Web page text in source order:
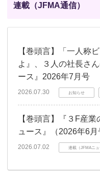
連載（JFMA通信）
【巻頭言】「一人称
よ』、３人の社長さ
ース』2026年7月号
2026.07.30 お知らせ
【巻頭言】『３F産
ュース』（2026年6月
2026.07.02 連載（JFMAニュ